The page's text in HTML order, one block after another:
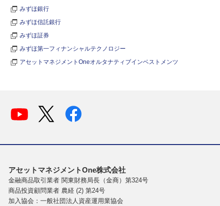
みずほ銀行
みずほ信託銀行
みずほ証券
みずほ第一フィナンシャルテクノロジー
アセットマネジメントOneオルタナティブインベストメンツ
アセットマネジメントOne株式会社
金融商品取引業者 関東財務局長（金商）第324号
商品投資顧問業者 農経 (2) 第24号
加入協会：一般社団法人資産運用業協会